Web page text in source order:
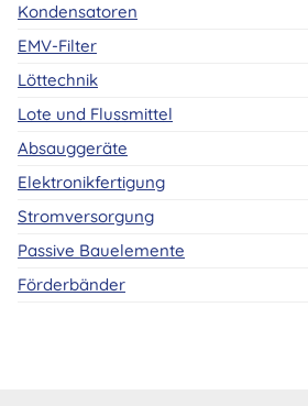
Kondensatoren
EMV-Filter
Löttechnik
Lote und Flussmittel
Absauggeräte
Elektronikfertigung
Stromversorgung
Passive Bauelemente
Förderbänder